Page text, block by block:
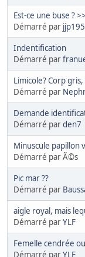
Est-ce une buse ?
Démarré par
Indentification
Démarré par
Limicole? Corp
Démarré par
Demande
Démarré parden7
Minuscule papillon
Démarré par Ã©s
Pic mar ??
Démarré par
aigle royal, mais
Démarré parYLF
Femelle cendrée
Démarré parYLF